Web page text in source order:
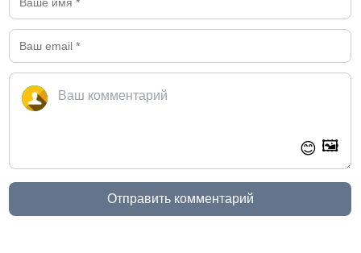
😊 🖼️
Отправить комментарий